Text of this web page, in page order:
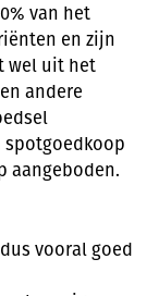
van het
en zijn
wel uit het
andere
spotgoedkoop
aangeboden.
vooral goed